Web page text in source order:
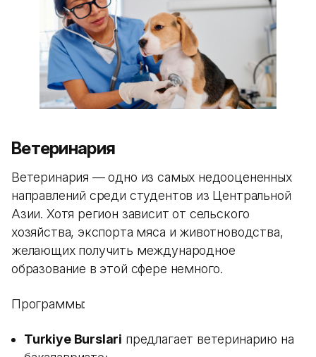
Ветеринария
Ветеринария — одно из самых недооцененных
направлений среди студентов из Центральной
Азии. Хотя регион зависит от сельского
хозяйства, экспорта мяса и животноводства,
желающих получить международное
образование в этой сфере немного.
Программы:
Turkiye Burslari предлагает ветеринарию на